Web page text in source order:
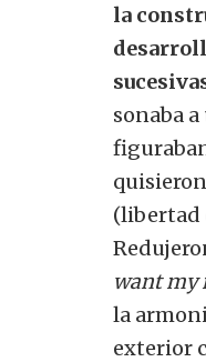
la
sonaba
(libertad
want my
la
exterior